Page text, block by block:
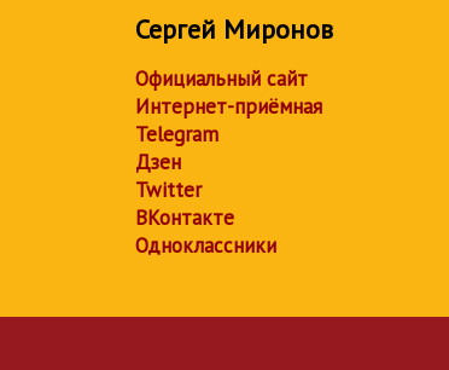
Сергей Миронов
Официальный сайт
Интернет-приёмная
Telegram
Дзен
Twitter
ВКонтакте
Одноклассники